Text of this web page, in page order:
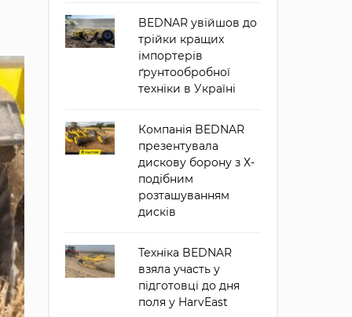
BEDNAR увійшов до
трійки кращих
імпортерів
ґрунтообробної
техніки в Україні
Компанія BEDNAR
презентувала
дискову борону з Х-
подібним
розташуванням
дисків
Техніка BEDNAR
взяла участь у
підготовці до дня
поля у HarvEast